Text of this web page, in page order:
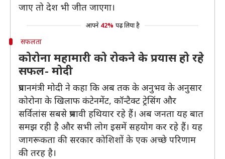
जाए तो देश भी जीत जाएगा।
आपने 42% पढ़ लिया है
सफलता
कोरोना महामारी को रोकने के प्रयास हो रहे
सफल- मोदी
प्रधानमंत्री मोदी ने कहा कि अब तक के अनुभव के अनुसार
कोरोना के खिलाफ कंटेनमेंट, कॉन्टैक्ट ट्रेसिंग और
सर्विलांस सबसे प्रभावी हथियार रहे हैं। अब जनता यह बात
समझ रही है और सभी लोग इसमें सहयोग कर रहे हैं। यह
जागरूकता की सरकार कोशिशों के एक अच्छे परिणाम
की तरह है।